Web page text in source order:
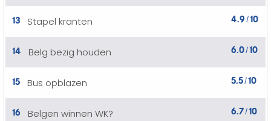
13 Stapel kranten 4.9 /10
14 Belg bezig houden 6.0/10
15 Bus opblazen 5.5/10
16 Belgen winnen WK? 6.7/10